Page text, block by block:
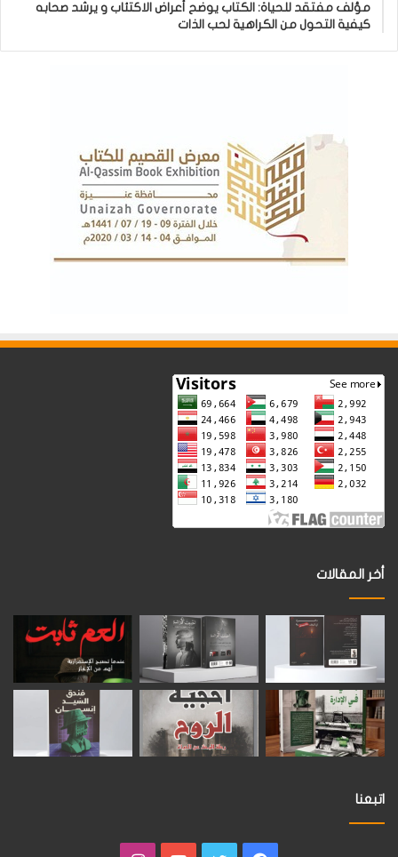
مؤلف مفتقد للحياة: الكتاب يوضح أعراض الاكتئاب و يرشد صحابه
كيفية التحول من الكراهية لحب الذات
أخر المقالات
اتبعنا